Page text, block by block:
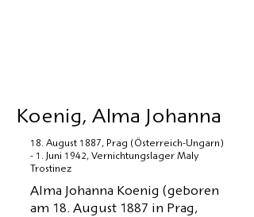
Koenig, Alma Johanna
18. August 1887, Prag (Österreich-Ungarn)
- 1. Juni 1942, Vernichtungslager Maly
Trostinez
Alma Johanna Koenig (geboren
am 18. August 1887 in Prag,